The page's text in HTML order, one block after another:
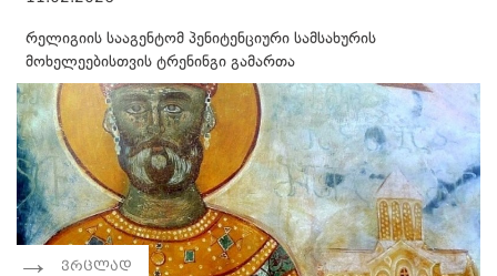
რელიგიის სააგენტომ პენიტენციური სამსახურის
მოხელეებისთვის ტრენინგი გამართა
ვრცლად